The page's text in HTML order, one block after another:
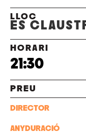
LLOC
ES
HORARI
21:30
PREU
DIRECTOR
ANYDURACIÓ